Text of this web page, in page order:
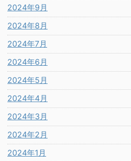
2024年9月
2024年8月
2024年7月
2024年6月
2024年5月
2024年4月
2024年3月
2024年2月
2024年1月